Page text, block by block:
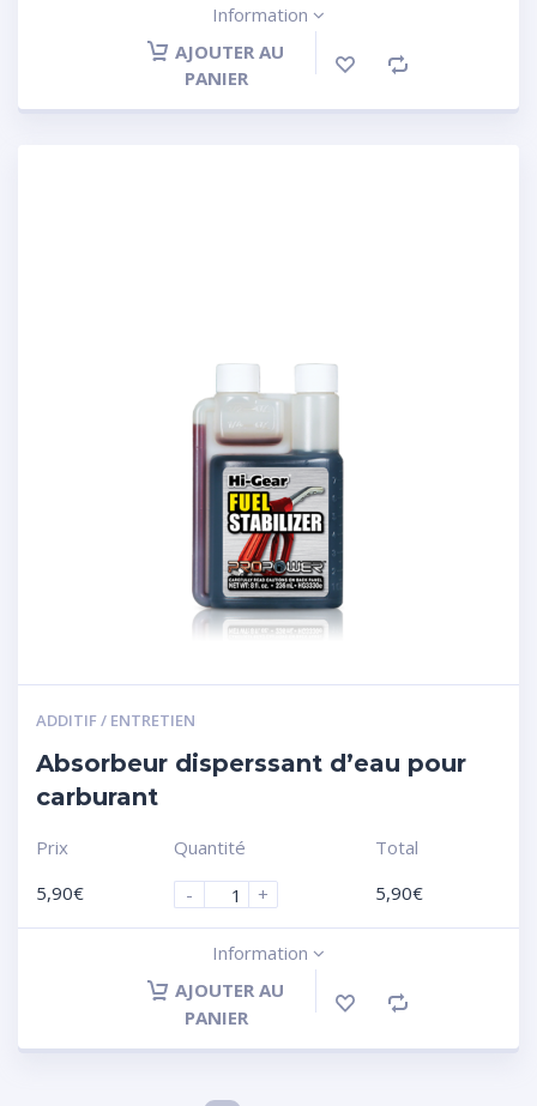
Information
AJOUTER AU
PANIER
ADDITIF / ENTRETIEN
Absorbeur disperssant d’eau pour
carburant
Prix
5,90€
Quantité
-
+
Total
5,90€
Information
AJOUTER AU
PANIER